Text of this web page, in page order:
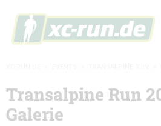
Transalpine Run
Galerie